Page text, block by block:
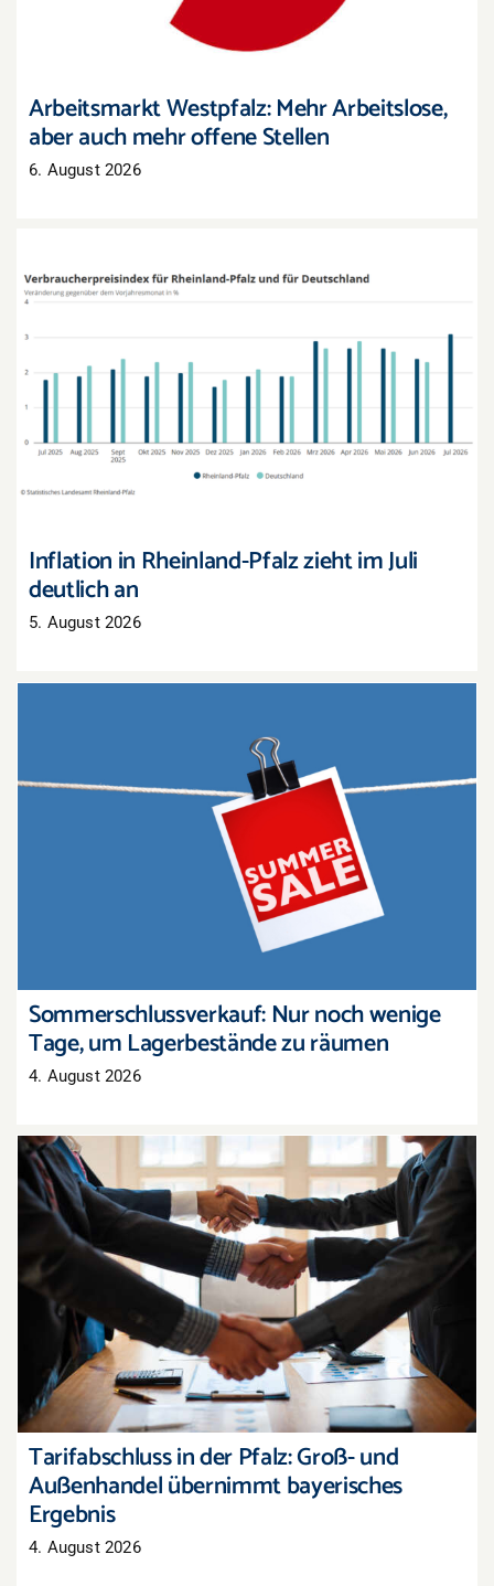
Arbeitsmarkt Westpfalz: Mehr Arbeitslose,
aber auch mehr offene Stellen
6. August 2026
Inflation in Rheinland-Pfalz zieht im Juli deutlich
Inflation in Rheinland-Pfalz zieht im Juli
deutlich an
5. August 2026
Sommerschlussverkauf: Nur noch wenige Tage,
um Lagerbestände zu räumen
Sommerschlussverkauf: Nur noch wenige
Tage, um Lagerbestände zu räumen
4. August 2026
Tarifabschluss in der Pfalz: Groß- und
Außenhandel übernimmt bayerisches Ergebnis
Tarifabschluss in der Pfalz: Groß- und
Außenhandel übernimmt bayerisches
Ergebnis
4. August 2026